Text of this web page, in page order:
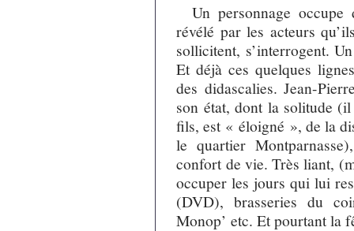
Un personnage
révélé par les acteurs
sollicitent, s’interrogent.
Et déjà ces quelques
des didascalies. Jean-
son état, dont la solitude
fils, est « éloigné », de la
le quartier
confort de vie. Très liant,
occuper les jours qui lui
(DVD), brasseries du
Monop’ etc. Et pourtant la